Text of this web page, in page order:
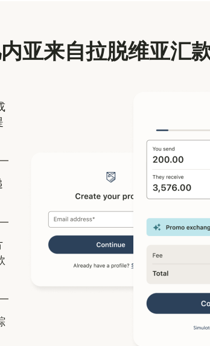
亚来自拉脱维亚汇
在新窗口中打开）
新窗口中打开）